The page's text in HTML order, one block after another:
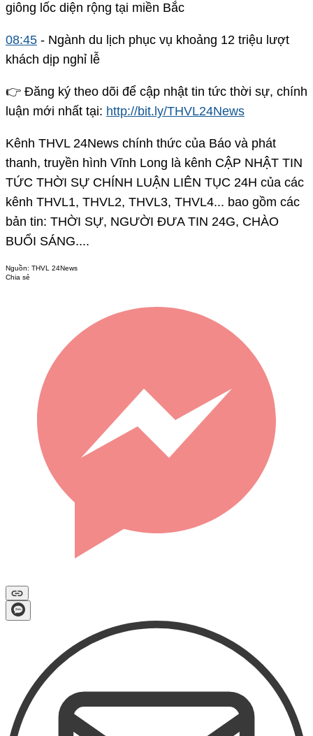
giông lốc diện rộng tại miền Bắc
08:45 - Ngành du lịch phục vụ khoảng 12 triệu lượt
khách dịp nghỉ lễ
👉 Đăng ký theo dõi để cập nhật tin tức thời sự, chính
luận mới nhất tại: http://bit.ly/THVL24News
Kênh THVL 24News chính thức của Báo và phát
thanh, truyền hình Vĩnh Long là kênh CẬP NHẬT TIN
TỨC THỜI SỰ CHÍNH LUẬN LIÊN TỤC 24H của các
kênh THVL1, THVL2, THVL3, THVL4... bao gồm các
bản tin: THỜI SỰ, NGƯỜI ĐƯA TIN 24G, CHÀO
BUỔI SÁNG....
Nguồn: THVL 24News
Chia sẻ